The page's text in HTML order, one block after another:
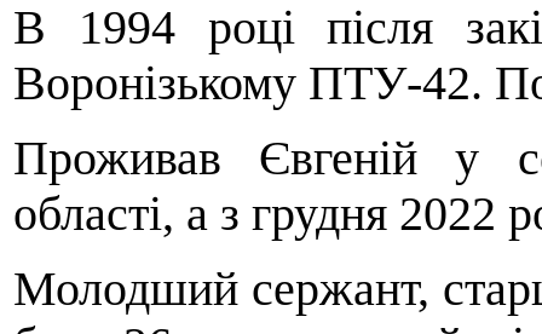
В 1994 році після
Воронізькому ПТУ-42.
Проживав Євгеній у
області, а з грудня 2022
Молодший сержант,